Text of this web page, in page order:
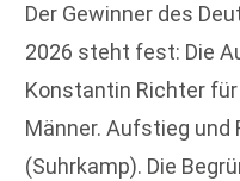
Der Gewinner des
2026 steht fest: Die
Konstantin Richter für
Männer. Aufstieg und
(Suhrkamp). Die